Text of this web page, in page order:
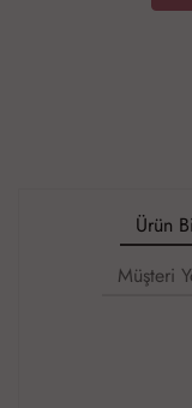
Ürün
Müşteri